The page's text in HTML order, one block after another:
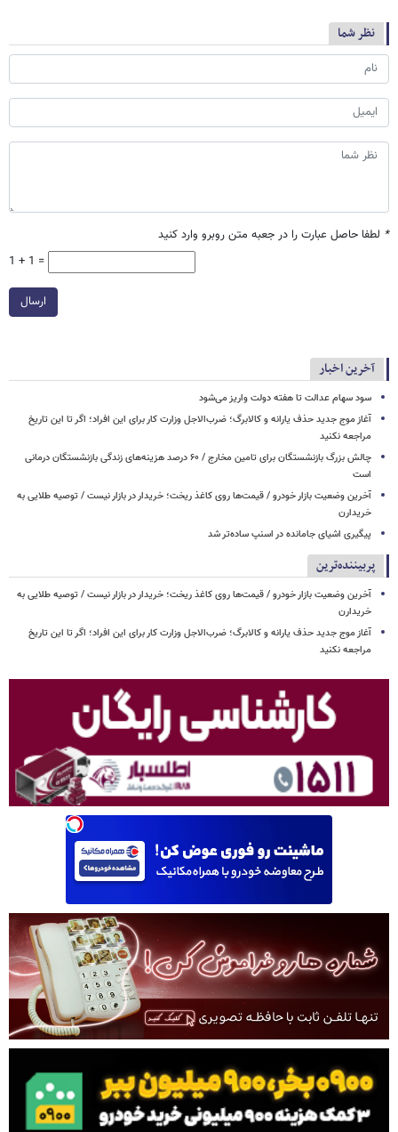
نظر شما
* لطفا حاصل عبارت را در جعبه متن روبرو وارد کنید
1 + 1 =
ارسال
آخرین اخبار
سود سهام عدالت تا هفته دولت واریز می‌شود
آغاز موج جدید حذف یارانه و کالابرگ؛ ضرب‌الاجل وزارت کار برای این افراد؛ اگر تا این تاریخ
مراجعه نکنید
چالش بزرگ بازنشستگان برای تامین مخارج / ۶۰ درصد هزینه‌های زندگی بازنشستگان درمانی
است
آخرین وضعیت بازار خودرو / قیمت‌ها روی کاغذ ریخت؛ خریدار در بازار نیست / توصیه طلایی به
خریدارن
پیگیری اشیای جامانده در اسنپ ساده‌تر شد
پربیننده‌ترین
آخرین وضعیت بازار خودرو / قیمت‌ها روی کاغذ ریخت؛ خریدار در بازار نیست / توصیه طلایی به
خریدارن
آغاز موج جدید حذف یارانه و کالابرگ؛ ضرب‌الاجل وزارت کار برای این افراد؛ اگر تا این تاریخ
مراجعه نکنید